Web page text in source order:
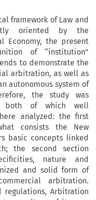
framework of Law and
oriented by the
Economy, the present
of “institution”
to demonstrate the
arbitration, as well as
autonomous system of
the study was
both of which well
analyzed: the first
consists the New
basic concepts linked
the second section
nature and
and solid form of
arbitration.
Arbitration